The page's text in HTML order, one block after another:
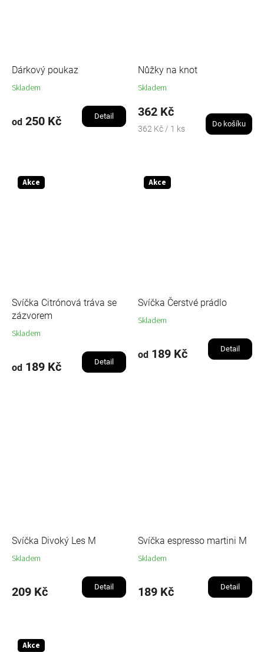
Dárkový poukaz
Skladem
od 250 Kč Detail
Nůžky na knot
Skladem
362 Kč
Měrná
362 Kč / 1 ks
Do košíku
Akce
Svíčka Citrónová tráva se
zázvorem
Skladem
od 189 Kč Detail
Akce
Svíčka Čerstvé prádlo
Skladem
od 189 Kč Detail
Svíčka Divoký Les M
Skladem
209 Kč Detail
Svíčka espresso martini M
Skladem
189 Kč Detail
Akce